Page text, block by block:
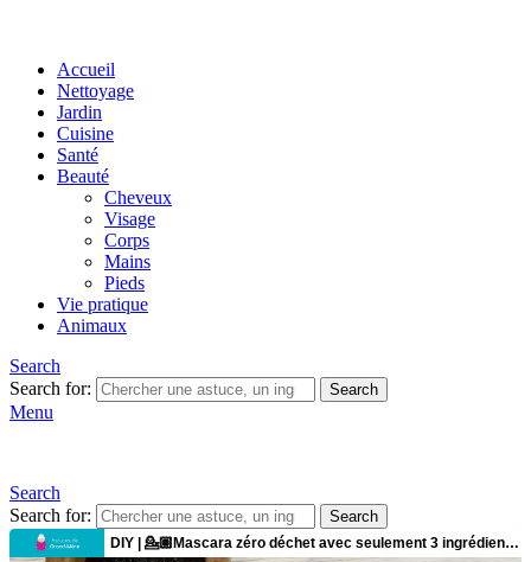
Accueil
Nettoyage
Jardin
Cuisine
Santé
Beauté
Cheveux
Visage
Corps
Mains
Pieds
Vie pratique
Animaux
Search
Search for:
Search
Menu
Search
Search for:
Search